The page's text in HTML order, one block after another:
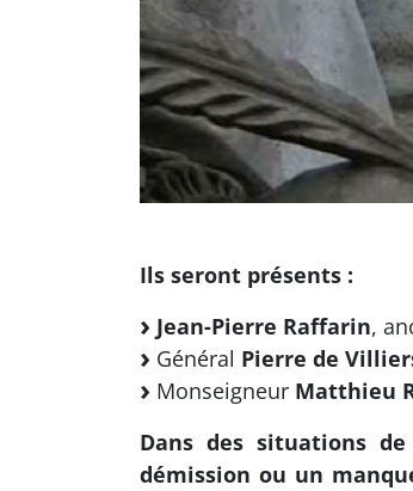
Ils seront présents :
Jean-Pierre Raffarin,
Général Pierre de
Monseigneur Matthieu
Dans des situations
démission ou un